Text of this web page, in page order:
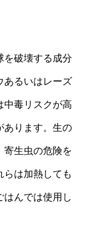
を破壊する成分
あるいはレーズ
中毒リスクが高
あります。生の
寄生虫の危険を
らは加熱しても
はんでは使用し